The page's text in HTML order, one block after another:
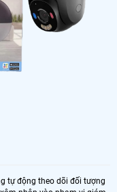
tự động theo dõi đối tượng